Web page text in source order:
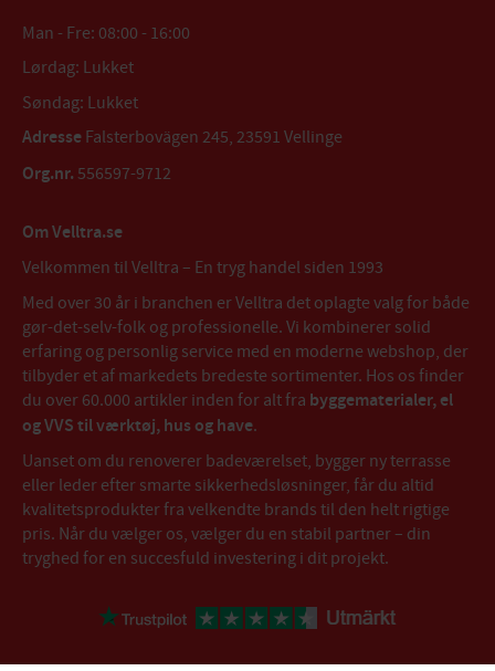
Man - Fre: 08:00 - 16:00
Lørdag: Lukket
Søndag: Lukket
Adresse Falsterbovägen 245, 23591 Vellinge
Org.nr. 556597-9712
Om Velltra.se
Velkommen til Velltra – En tryg handel siden 1993
Med over 30 år i branchen er Velltra det oplagte valg for både
gør-det-selv-folk og professionelle. Vi kombinerer solid
erfaring og personlig service med en moderne webshop, der
tilbyder et af markedets bredeste sortimenter. Hos os finder
du over 60.000 artikler inden for alt fra byggematerialer, el
og VVS til værktøj, hus og have.
Uanset om du renoverer badeværelset, bygger ny terrasse
eller leder efter smarte sikkerhedsløsninger, får du altid
kvalitetsprodukter fra velkendte brands til den helt rigtige
pris. Når du vælger os, vælger du en stabil partner – din
tryghed for en succesfuld investering i dit projekt.